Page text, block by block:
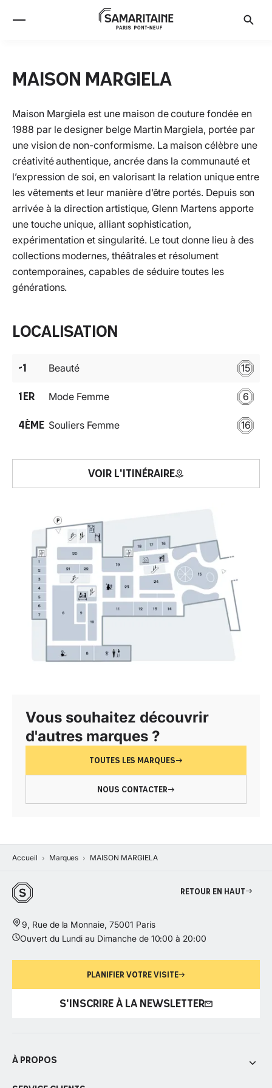
MAISON MARGIELA
Maison Margiela est une maison de couture fondée en
1988 par le designer belge Martin Margiela, portée par
une vision de non-conformisme. La maison célèbre une
créativité authentique, ancrée dans la communauté et
l’expression de soi, en valorisant la relation unique entre
les vêtements et leur manière d’être portés. Depuis son
arrivée à la direction artistique, Glenn Martens apporte
une touche unique, alliant sophistication,
expérimentation et singularité. Le tout donne lieu à des
collections modernes, théâtrales et résolument
contemporaines, capables de séduire toutes les
générations.
Localisation
-1 Beauté 15
1ER Mode Femme 6
4ÈME Souliers Femme 16
VOIR L'ITINÉRAIRE
Vous souhaitez découvrir
d'autres marques ?
TOUTES LES MARQUES
NOUS CONTACTER
Accueil Marques MAISON MARGIELA
Retour en haut
9, Rue de la Monnaie, 75001 Paris
Ouvert du Lundi au Dimanche de 10:00 à 20:00
PLANIFIER VOTRE VISITE
S'INSCRIRE À LA NEWSLETTER
À propos